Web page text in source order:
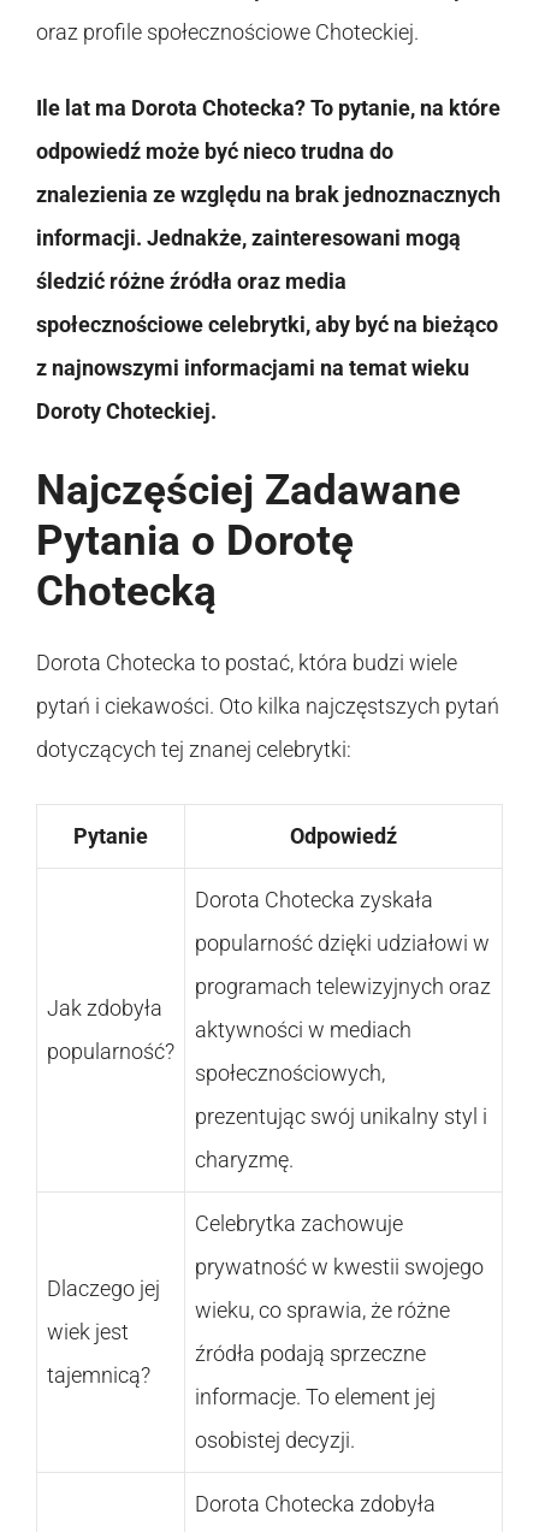
oraz profile społecznościowe Choteckiej.
Ile lat ma Dorota Chotecka? To pytanie, na które
odpowiedź może być nieco trudna do
znalezienia ze względu na brak jednoznacznych
informacji. Jednakże, zainteresowani mogą
śledzić różne źródła oraz media
społecznościowe celebrytki, aby być na bieżąco
z najnowszymi informacjami na temat wieku
Doroty Choteckiej.
Najczęściej Zadawane
Pytania o Dorotę
Chotecką
Dorota Chotecka to postać, która budzi wiele
pytań i ciekawości. Oto kilka najczęstszych pytań
dotyczących tej znanej celebrytki:
Pytanie Odpowiedź
Jak zdobyła
popularność?
Dorota Chotecka zyskała
popularność dzięki udziałowi w
programach telewizyjnych oraz
aktywności w mediach
społecznościowych,
prezentując swój unikalny styl i
charyzmę.
Dlaczego jej
wiek jest
tajemnicą?
Celebrytka zachowuje
prywatność w kwestii swojego
wieku, co sprawia, że różne
źródła podają sprzeczne
informacje. To element jej
osobistej decyzji.
Dorota Chotecka zdobyła